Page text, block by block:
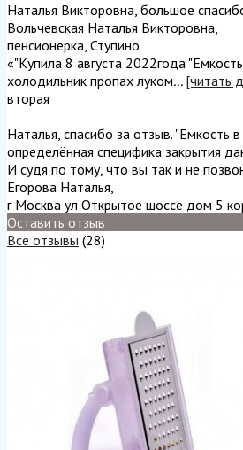
Наталья Викторовна, большое
Вольчевская Наталья Викторовна,
пенсионерка, Ступино
«"Купила 8 августа 2022года
холодильник пропах луком... [читать
вторая
Наталья, спасибо за отзыв. "Ёмкость
определённая специфика закрытия
И судя по тому, что вы так и не
Егорова Наталья,
г Москва ул Открытое шоссе дом 5
Оставить отзыв
Все отзывы (28)